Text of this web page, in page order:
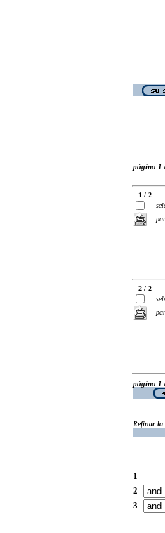
página 1
1 / 2
2 / 2
página 1
Refinar la
1
2
3